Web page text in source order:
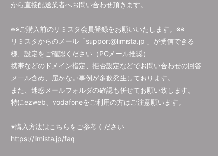
から直接配送業者へお問い合わせ頂きます。
※※ご購入前のリミスタ会員登録をお願いいたします。※※
リミスタからのメール「support@limista.jp 」が受信できる
様、設定をご確認ください（PCメール推奨）
携帯などのドメイン指定、拒否設定などでお問い合わせの回答
メール含め、届かない事例が多数発生しております。
また、迷惑メールフォルダの確認も併せてお願い致します。
特にezweb、vodafoneをご利用の方はご注意願います。
※購入方法はこちらをご参考ください
https://limista.jp/faq